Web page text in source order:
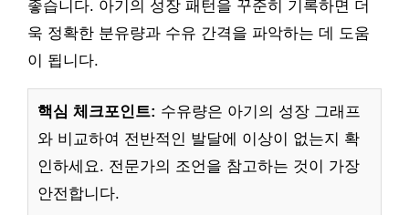
좋습니다. 아기의 성장 패턴을 꾸준히 기록하면 더
욱 정확한 분유량과 수유 간격을 파악하는 데 도움
이 됩니다.
핵심 체크포인트: 수유량은 아기의 성장 그래프
와 비교하여 전반적인 발달에 이상이 없는지 확
인하세요. 전문가의 조언을 참고하는 것이 가장
안전합니다.